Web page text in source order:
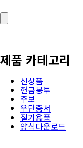
제품 카테고리
신상품
헌금봉투
주보
우단증서
절기용품
양식다운로드